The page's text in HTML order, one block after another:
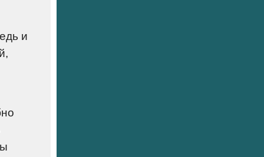
и